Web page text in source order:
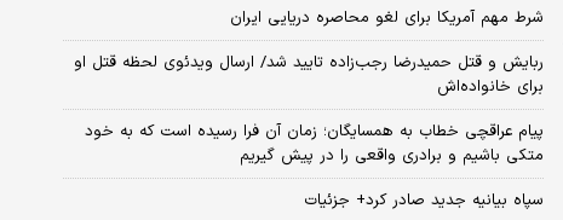
شرط مهم آمریکا برای لغو محاصره دریایی ایران
ربایش و قتل حمیدرضا رجب‌زاده تایید شد/ ارسال ویدئوی لحظه قتل او
برای خانواده‌اش
پیام عراقچی خطاب به همسایگان؛ زمان آن فرا رسیده است که به خود
متکی باشیم و برادری واقعی را در پیش گیریم
سپاه بیانیه جدید صادر کرد+ جزئیات